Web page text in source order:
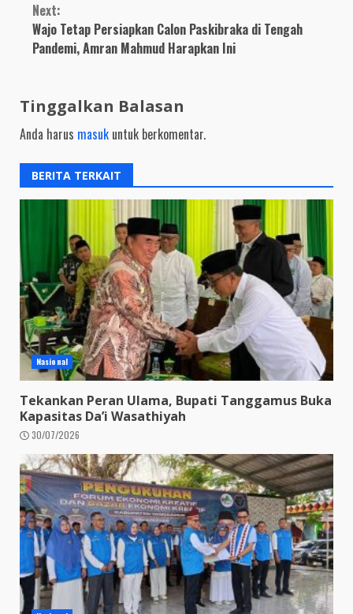
Next:
Wajo Tetap Persiapkan Calon Paskibraka di Tengah
Pandemi, Amran Mahmud Harapkan Ini
Tinggalkan Balasan
Anda harus masuk untuk berkomentar.
BERITA TERKAIT
Nasional
Tekankan Peran Ulama, Bupati Tanggamus Buka
Kapasitas Da’i Wasathiyah
30/07/2026